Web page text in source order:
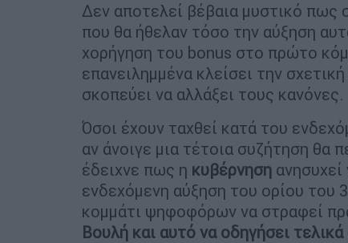
Δεν αποτελεί βέβαια μυστικό πως
που θα ήθελαν τόσο την αύξηση
χορήγηση του bonus στο πρώτο
επανειλημμένα κλείσει την
σκοπεύει να αλλάξει τους κανόνες.
Όσοι έχουν ταχθεί κατά του
αν άνοιγε μια τέτοια συζήτηση θα
έδειχνε πως η κυβέρνηση
ενδεχόμενη αύξηση του ορίου του
κομμάτι ψηφοφόρων να στραφεί
Βουλή και αυτό να οδηγήσει